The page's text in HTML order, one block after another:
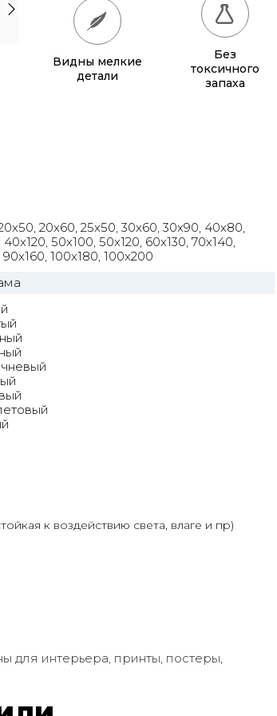
1 030 грн.
50x120 930 грн.
100x180 2 235 грн.
Видны мелкие
детали
Без
токсичного
запаха
20x60, 25x50, 30x60, 30x90, 40x80,
50x100, 50x120, 60x130, 70x140,
90x160, 100x180, 100x200
к воздействию света, влаге и пр)
подбор Картин от нашего Дизайнера под
для интерьера, принты, постеры,